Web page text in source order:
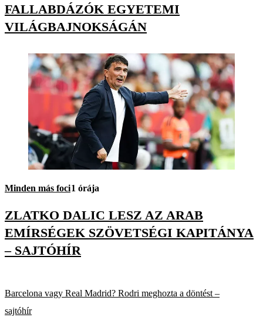
FALLABDÁZÓK EGYETEMI
VILÁGBAJNOKSÁGÁN
Minden más foci1 órája
ZLATKO DALIC LESZ AZ ARAB
EMÍRSÉGEK SZÖVETSÉGI KAPITÁNYA
– SAJTÓHÍR
Barcelona vagy Real Madrid? Rodri meghozta a döntést –
sajtóhír